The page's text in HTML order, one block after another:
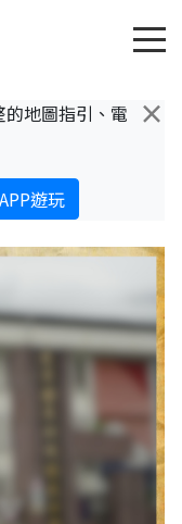
×
的地圖指引、電
遊玩